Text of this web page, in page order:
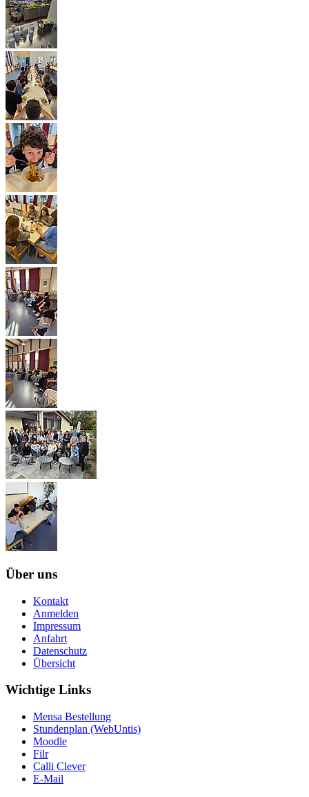
Über uns
Kontakt
Anmelden
Impressum
Anfahrt
Datenschutz
Übersicht
Wichtige Links
Mensa Bestellung
Stundenplan (WebUntis)
Moodle
Filr
Calli Clever
E-Mail